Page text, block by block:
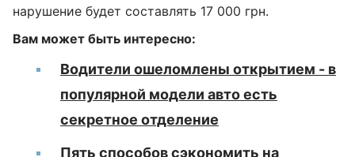
нарушение будет составлять 17 000 грн.
Вам может быть интересно:
Водители ошеломлены открытием - в
популярной модели авто есть
секретное отделение
Пять способов сэкономить на